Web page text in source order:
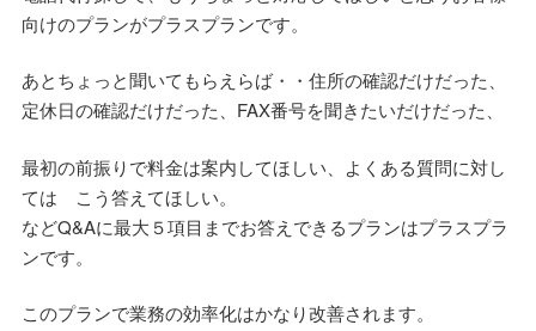
向けのプランがプラスプランです。
あとちょっと聞いてもらえらば・・住所の確認だけだった、
定休日の確認だけだった、FAX番号を聞きたいだけだった、
最初の前振りで料金は案内してほしい、よくある質問に対し
ては こう答えてほしい。
などQ&Aに最大５項目までお答えできるプランはプラスプラ
ンです。
このプランで業務の効率化はかなり改善されます。